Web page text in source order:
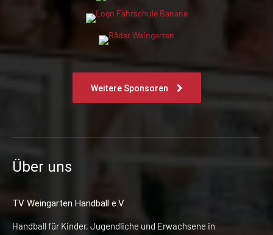
Weitere Sponsoren
Über uns
TV Weingarten Handball e.V.
Handball für Kinder, Jugendliche und Erwachsene in